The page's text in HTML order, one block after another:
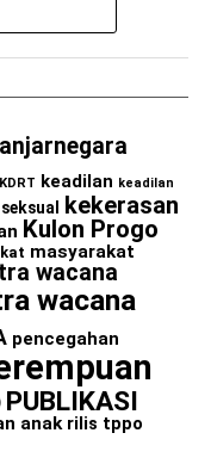
KDRT keadilan keadilan
kekerasan
Kulon Progo
masyarakat
wacana
wacana
pencegahan
PUBLIKASI
anak rilis tppo